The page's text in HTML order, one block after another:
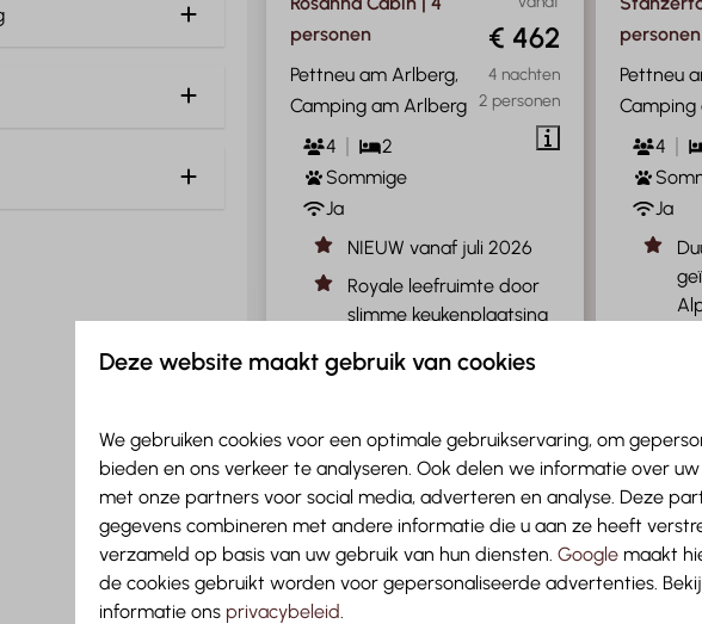
€ 462
4 nachten
2 personen
personen
Pettneu am Arlberg,
Camping am Arlberg
4
2
Sommige
Ja
NIEUW vanaf juli 2026
Royale leefruimte door
slimme keukenplaatsing
Aan de rand gelegen
Altijd warme
skischoenen met privé
skilocker
personen
Pettneu
Camping
4
Ja
Deze website maakt gebruik van cookies
We gebruiken cookies voor een optimale gebruikservaring, om
bieden en ons verkeer te analyseren. Ook delen we informatie over
met onze partners voor social media, adverteren en analyse. Deze
gegevens combineren met andere informatie die u aan ze heeft
verzameld op basis van uw gebruik van hun diensten. Google maakt
de cookies gebruikt worden voor gepersonaliseerde advertenties.
informatie ons privacybeleid